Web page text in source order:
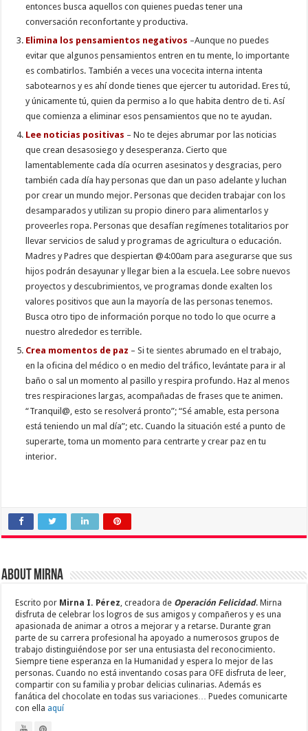
entonces busca aquellos con quienes puedas tener una
conversación reconfortante y productiva.
Elimina los pensamientos negativos –Aunque no puedes
evitar que algunos pensamientos entren en tu mente, lo importante
es combatirlos. También a veces una vocecita interna intenta
sabotearnos y es ahí donde tienes que ejercer tu autoridad. Eres tú,
y únicamente tú, quien da permiso a lo que habita dentro de ti. Así
que comienza a eliminar esos pensamientos que no te ayudan.
Lee noticias positivas – No te dejes abrumar por las noticias
que crean desasosiego y desesperanza. Cierto que
lamentablemente cada día ocurren asesinatos y desgracias, pero
también cada día hay personas que dan un paso adelante y luchan
por crear un mundo mejor. Personas que deciden trabajar con los
desamparados y utilizan su propio dinero para alimentarlos y
proveerles ropa. Personas que desafían regímenes totalitarios por
llevar servicios de salud y programas de agricultura o educación.
Madres y Padres que despiertan @4:00am para asegurarse que sus
hijos podrán desayunar y llegar bien a la escuela. Lee sobre nuevos
proyectos y descubrimientos, ve programas donde exalten los
valores positivos que aun la mayoría de las personas tenemos.
Busca otro tipo de información porque no todo lo que ocurre a
nuestro alrededor es terrible.
Crea momentos de paz – Si te sientes abrumado en el trabajo,
en la oficina del médico o en medio del tráfico, levántate para ir al
baño o sal un momento al pasillo y respira profundo. Haz al menos
tres respiraciones largas, acompañadas de frases que te animen.
“Tranquil@, esto se resolverá pronto”; “Sé amable, esta persona
está teniendo un mal día”; etc. Cuando la situación esté a punto de
superarte, toma un momento para centrarte y crear paz en tu
interior.
About Mirna
Escrito por Mirna I. Pérez , creadora de Operación Felicidad. Mirna
disfruta de celebrar los logros de sus amigos y compañeros y es una
apasionada de animar a otros a mejorar y a retarse. Durante gran
parte de su carrera profesional ha apoyado a numerosos grupos de
trabajo distinguiéndose por ser una entusiasta del reconocimiento.
Siempre tiene esperanza en la Humanidad y espera lo mejor de las
personas. Cuando no está inventando cosas para OFE disfruta de leer,
compartir con su familia y probar delicias culinarias. Además es
fanática del chocolate en todas sus variaciones… Puedes comunicarte
con ella aquí